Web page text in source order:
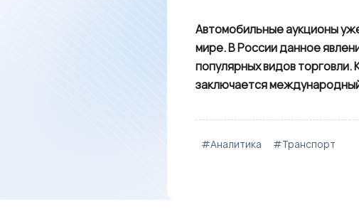
Автомобильные аукционы
мире. В России данное
популярных видов
заключается
#Аналитика #Транспорт